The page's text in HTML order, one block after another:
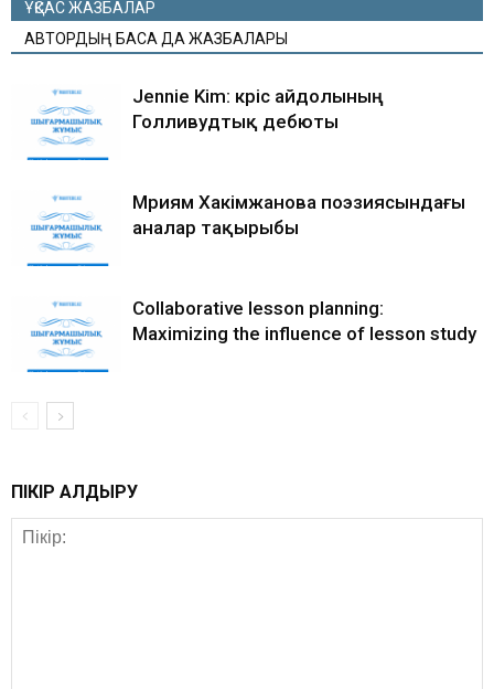
ҰҚСАС ЖАЗБАЛАР
АВТОРДЫҢ БАСҚА ДА ЖАЗБАЛАРЫ
Jennie Kim: кәріс айдолының
Голливудтық дебюты
Мәриям Хакімжанова поэзиясындағы
аналар тақырыбы
Collaborative lesson planning:
Maximizing the influence of lesson study
ПІКІР ҚАЛДЫРУ